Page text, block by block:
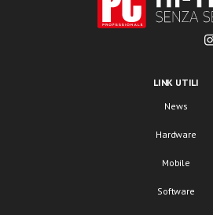
LINK UTILI
News
Hardware
Mobile
Software